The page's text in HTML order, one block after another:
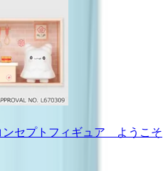
セプトフィギュア ようこそ